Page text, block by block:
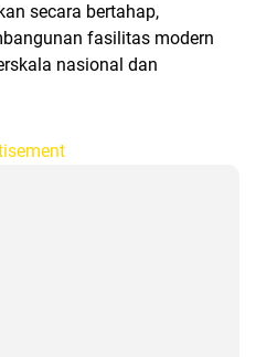
secara bertahap,
fasilitas modern
nasional dan